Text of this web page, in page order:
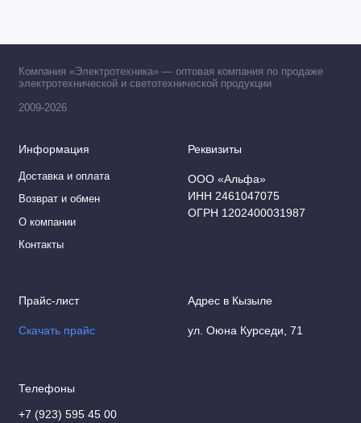
Фибровые круги
Шкурки абразивные
Шлифовальные бруски
Компания «Электротехника» — оптовая компания по продаже
электротехнической и светотехнической продукции
2009-2026
Информация
Доставка и оплата
Возврат и обмен
О компании
Контакты
Реквизиты
ООО «Альфа»
ИНН 2461047075
ОГРН 1202400031987
Прайс-лист
Скачать прайс
Адрес в Кызыле
ул. Оюна Курседи, 71
Телефоны
+7 (923) 595 45 00